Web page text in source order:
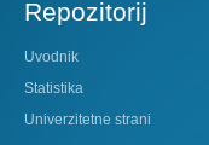
Repozitorij
Uvodnik
Statistika
Univerzitetne strani